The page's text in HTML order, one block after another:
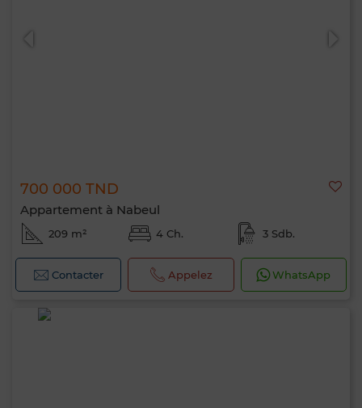
700 000 TND
Appartement à Nabeul
209 m² 4 Ch. 3 Sdb.
Contacter Appelez WhatsApp